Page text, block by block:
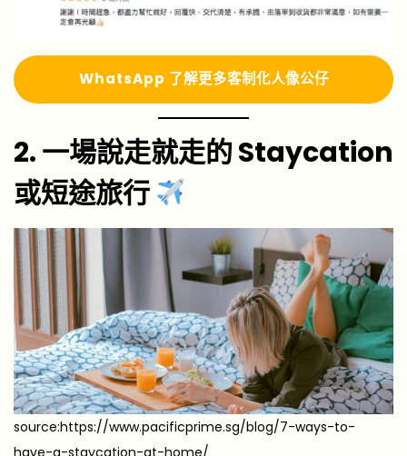
WhatsApp 了解更多客制化人像公仔
2. 一場說走就走的 Staycation
或短途旅行
source:https://www.pacificprime.sg/blog/7-ways-to-